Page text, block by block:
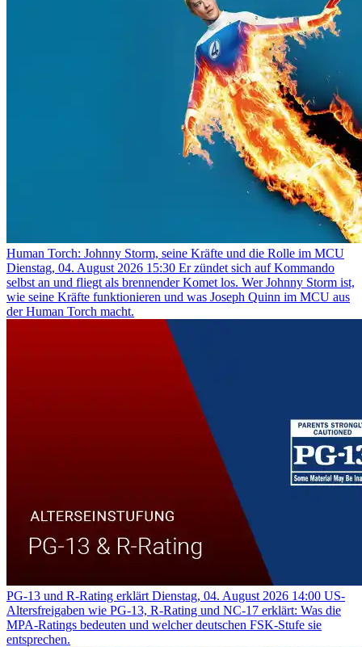
Human Torch: Johnny Storm, seine Kräfte und die Rolle im MCU
Dienstag, 04. August 2026 15:30 Er zündet sich auf Kommando
selbst an und fliegt als brennender Komet los. Wer Johnny Storm ist,
wie seine Kräfte funktionieren und was Joseph Quinn im MCU aus
der Human Torch macht.
PG-13 und R-Rating erklärt Dienstag, 04. August 2026 14:00 US-
Altersfreigaben wie PG-13, R-Rating und NC-17 erklärt: Was die
MPA-Ratings bedeuten und welcher deutschen FSK-Stufe sie
entsprechen.